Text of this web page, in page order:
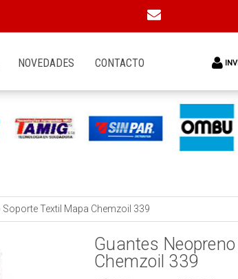
NOVEDADES CONTACTO
Textil Mapa Chemzoil 339
Guantes
Chemzoil 339